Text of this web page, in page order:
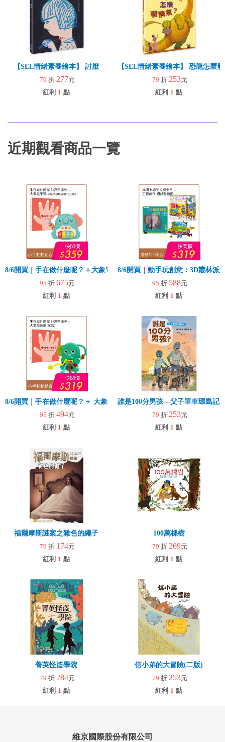
【SEL情緒素養繪本】 討厭
79 折 277元
紅利 1 點
【SEL情緒素養繪本】 恐龍怎麼
79 折 253元
紅利 1 點
近期觀看商品一覽
8/6開買｜手在做什麼呢？＋大象電子琴
95 折 675元
紅利 1 點
8/6開買｜動手玩創意：3D叢林派
95 折 588元
紅利 1 點
8/6開買｜手在做什麼呢？＋ 大象拉拉樂(玩具)
95 折 494元
紅利 1 點
誰是100分男孩—父子單車環島記
79 折 253元
紅利 1 點
福爾摩斯謎案之雜色的繩子
79 折 174元
紅利 1 點
100萬棵樹
79 折 269元
紅利 1 點
菁英怪盜學院
79 折 284元
紅利 1 點
信小弟的大冒險(二版)
79 折 253元
紅利 1 點
維京國際股份有限公司